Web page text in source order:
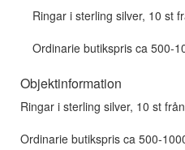
Ringar i sterling silver, 10 st
Ordinarie butikspris ca 500-
Objektinformation
Ringar i sterling silver, 10 st
Ordinarie butikspris ca 500-